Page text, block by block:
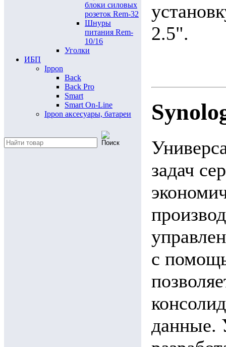
блоки силовых
розеток Rem-32
Шнуры
питания Rem-
10/16
Уголки
ИБП
Ippon
Back
Back Pro
Smart
Smart On-Line
Ippon аксесуары, батареи
2.5".
задач
с
данные.